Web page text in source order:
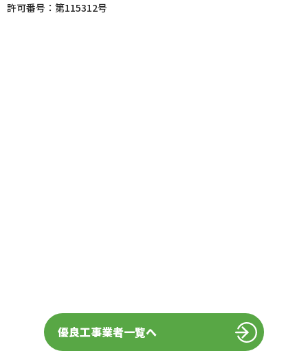
許可番号：第115312号
優良工事業者一覧へ